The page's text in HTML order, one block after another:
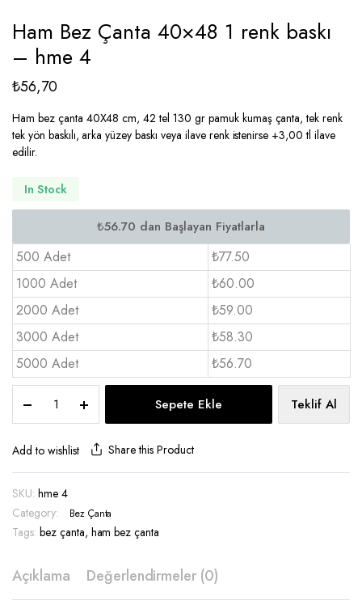
Ham Bez Çanta 40×48 1 renk baskı
– hme 4
₺56,70
Ham bez çanta 40X48 cm, 42 tel 130 gr pamuk kumaş çanta, tek renk
tek yön baskılı, arka yüzey baskı veya ilave renk istenirse +3,00 tl ilave
edilir.
In Stock
500 Adet
₺77.50
1000 Adet
₺60.00
2000 Adet
₺59.00
3000 Adet
₺58.30
5000 Adet
₺56.70
Bez
Çanta
40x48
baskı
-
hme
Sepete Ekle Teklif Al
Add to wishlist Share this Product
SKU: hme 4
Category:
Bez Çanta
Tags: bez çanta, ham bez çanta
Açıklama Değerlendirmeler (0)